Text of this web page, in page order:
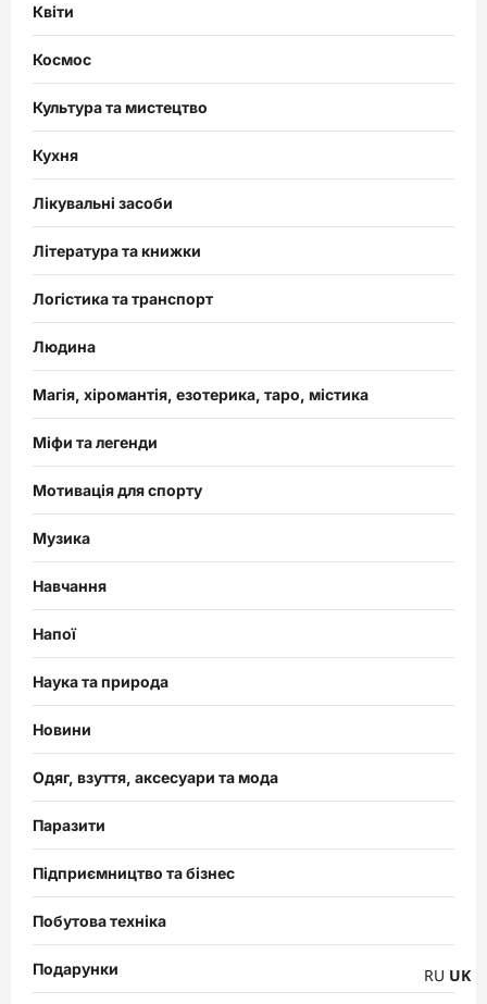
Квіти
Космос
Культура та мистецтво
Кухня
Лікувальні засоби
Література та книжки
Логістика та транспорт
Людина
Магія, хіромантія, езотерика, таро, містика
Міфи та легенди
Мотивація для спорту
Музика
Навчання
Напої
Наука та природа
Новини
Одяг, взуття, аксесуари та мода
Паразити
Підприємництво та бізнес
Побутова техніка
Подарунки RU UK